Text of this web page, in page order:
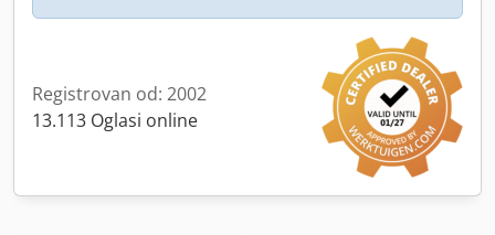
Registrovan od: 2002
13.113 Oglasi online